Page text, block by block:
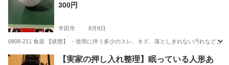
300円
半田市 8月8日
0808-211 食器 【状態】 ・使用に伴う多少のスレ、キズ、落としきれない汚れなど
愛知 半田市 食器 現地
【実家の押し入れ整理】眠っている人形あ